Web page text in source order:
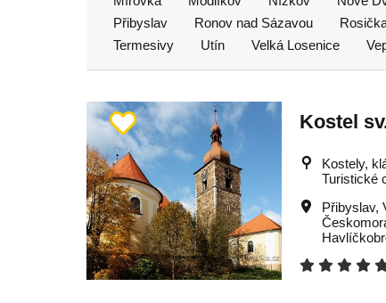
Přibyslav
Ronov nad Sázavou
Termesivy
Utín Velká Losenice
Kostel
Kostely,
Turistické
Přibyslav,